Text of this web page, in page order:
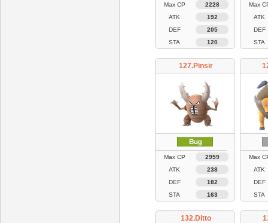
Max CP
2228
ATK
192
DEF
205
STA
120
Max
ATK
DEF
STA
127.Pinsir
Max CP
2959
ATK
238
DEF
182
STA
163
Max
ATK
DEF
STA
132.Ditto